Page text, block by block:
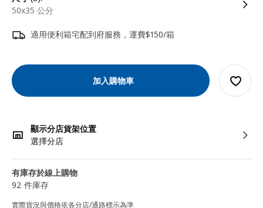
50x35 公分
適用便利箱宅配到府服務，運費$150/箱
加入購物車
顯示分店貨架位置
選擇分店
有庫存於線上購物
92 件庫存
實際貨況與價格依各分店/通路標示為準